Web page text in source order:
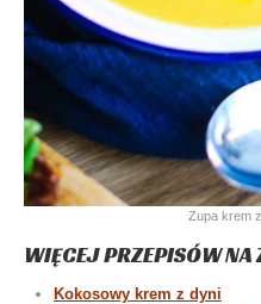
Zupa krem
WIĘCEJ PRZEPISÓW NA
Kokosowy krem z dyni